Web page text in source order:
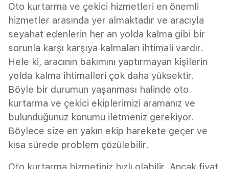
Oto kurtarma ve çekici hizmetleri en önemli
hizmetler arasında yer almaktadır ve aracıyla
seyahat edenlerin her an yolda kalma gibi bir
sorunla karşı karşıya kalmaları ihtimali vardır.
Hele ki, aracının bakımını yaptırmayan kişilerin
yolda kalma ihtimalleri çok daha yüksektir.
Böyle bir durumun yaşanması halinde oto
kurtarma ve çekici ekiplerimizi aramanız ve
bulunduğunuz konumu iletmeniz gerekiyor.
Böylece size en yakın ekip harekete geçer ve
kısa sürede problem çözülebilir.
Oto kurtarma hizmetiniz hızlı olabilir. Ancak fiyat